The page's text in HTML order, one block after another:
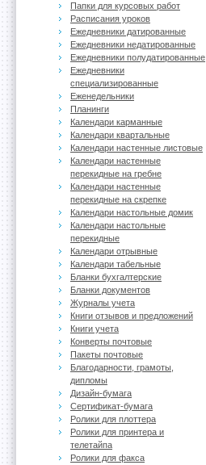
Папки для курсовых работ
Расписания уроков
Ежедневники датированные
Ежедневники недатированные
Ежедневники полудатированные
Ежедневники
специализированные
Еженедельники
Планинги
Календари карманные
Календари квартальные
Календари настенные листовые
Календари настенные
перекидные на гребне
Календари настенные
перекидные на скрепке
Календари настольные домик
Календари настольные
перекидные
Календари отрывные
Календари табельные
Бланки бухгалтерские
Бланки документов
Журналы учета
Книги отзывов и предложений
Книги учета
Конверты почтовые
Пакеты почтовые
Благодарности, грамоты,
дипломы
Дизайн-бумага
Сертификат-бумага
Ролики для плоттера
Ролики для принтера и
телетайпа
Ролики для факса